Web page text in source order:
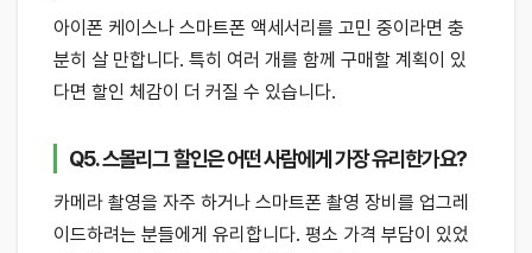
아이폰 케이스나 스마트폰 액세서리를 고민 중이라면 충
분히 살 만합니다. 특히 여러 개를 함께 구매할 계획이 있
다면 할인 체감이 더 커질 수 있습니다.
Q5. 스몰리그 할인은 어떤 사람에게 가장 유리한가요?
카메라 촬영을 자주 하거나 스마트폰 촬영 장비를 업그레
이드하려는 분들에게 유리합니다. 평소 가격 부담이 있었